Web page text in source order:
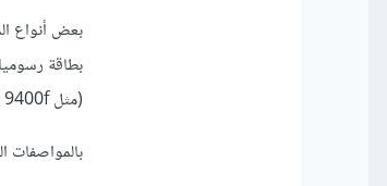
(مثل intel i5 9400f (لاحظ يتنهي رقم المعالج بحرف f) )، أنصحك ببطاقة Nvidia GeForce GTX 1080 أو أعلى.
بالمواصفات